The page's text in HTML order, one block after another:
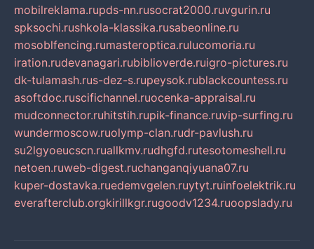
mobilreklama.rupds-nn.rusocrat2000.ruvgurin.ru
spksochi.rushkola-klassika.rusabeonline.ru
mosoblfencing.rumasteroptica.rulucomoria.ru
iration.rudevanagari.rubiblioverde.ruigro-pictures.ru
dk-tulamash.rus-dez-s.rupeysok.rublackcountess.ru
asoftdoc.ruscifichannel.ruocenka-appraisal.ru
mudconnector.ruhitstih.rupik-finance.ruvip-surfing.ru
wundermoscow.ruolymp-clan.rudr-pavlush.ru
su2lgyoeucscn.ruallkmv.rudhgfd.rutesotomeshell.ru
netoen.ruweb-digest.ruchanganqiyuana07.ru
kuper-dostavka.ruedemvgelen.ruytyt.ruinfoelektrik.ru
everafterclub.orgkirillkgr.rugoodv1234.ruoopslady.ru